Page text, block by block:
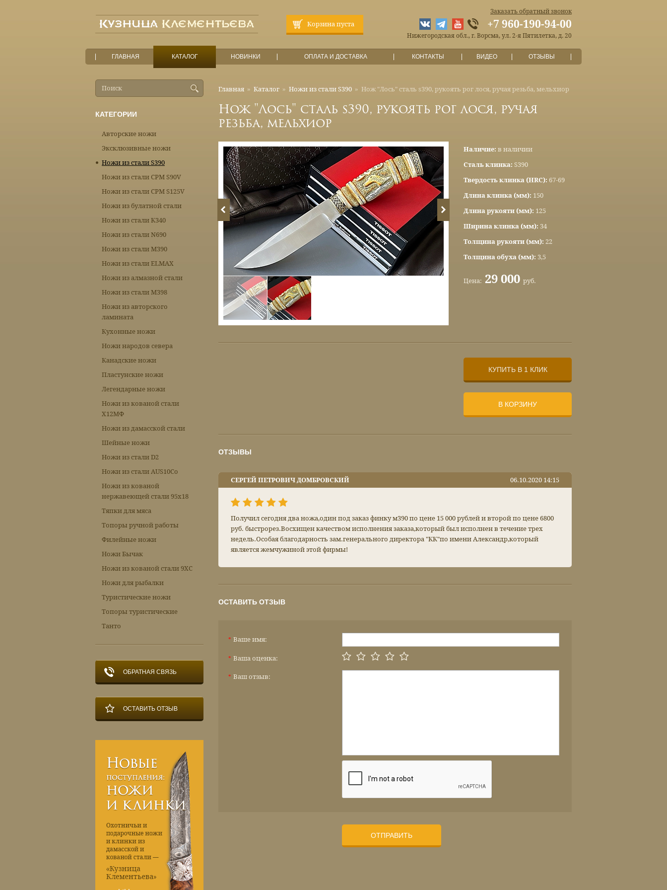
Корзина пуста
Заказать обратный звонок
+7 960-190-94-00
Нижегородская обл., г. Ворсма, ул. 2-я Пятилетка, д. 20
ГЛАВНАЯ КАТАЛОГ НОВИНКИ ОПЛАТА И ДОСТАВКА КОНТАКТЫ ВИДЕО ОТЗЫВЫ
Главная » Каталог » Ножи из стали S390 » Нож "Лось" сталь s390, рукоять рог лося, ручая резьба, мельхиор
Нож "Лось" сталь s390, рукоять рог лося, ручая
резьба, мельхиор
Наличие: в наличии
Сталь клинка: S390
Твердость клинка (HRC): 67-69
Длина клинка (мм): 150
Длина рукояти (мм): 125
Ширина клинка (мм): 34
Толщина рукояти (мм): 22
Толщина обуха (мм): 3,5
Цена: 29 000 руб.
КУПИТЬ В 1 КЛИК
В КОРЗИНУ
ОТЗЫВЫ
СЕРГЕЙ ПЕТРОВИЧ ДОМБРОВСКИЙ 06.10.2020 14:15
Получил сегодня два ножа,один под заказ финку м390 по цене 15 000 рублей и второй по цене 6800
руб. быстрорез.Восхищен качеством исполнения заказа,который был исполнен в течение трех
недель.Особая благодарность зам.генерального директора "КК"по имени Александр,который
является жемчужиной этой фирмы!
ОСТАВИТЬ ОТЗЫВ
Ваше имя:
*
Ваша оценка:
*
Ваш отзыв:
*
ОТПРАВИТЬ
КАТЕГОРИИ
Авторские ножи
Эксклюзивные ножи
Ножи из стали S390
Ножи из стали CPM S90V
Ножи из стали CPM S125V
Ножи из булатной стали
Ножи из стали К340
Ножи из стали N690
Ножи из стали М390
Ножи из стали ELMAX
Ножи из алмазной стали
Ножи из стали М398
Ножи из авторского
ламината
Кухонные ножи
Ножи народов севера
Канадские ножи
Пластунские ножи
Легендарные ножи
Ножи из кованой стали
Х12МФ
Ножи из дамасской стали
Шейные ножи
Ножи из стали D2
Ножи из стали AUS10Co
Ножи из кованой
нержавеющей стали 95х18
Тяпки для мяса
Топоры ручной работы
Филейные ножи
Ножи Бычак
Ножи из кованой стали 9ХС
Ножи для рыбалки
Туристические ножи
Топоры туристические
Танто
ОБРАТНАЯ СВЯЗЬ
ОСТАВИТЬ ОТЗЫВ